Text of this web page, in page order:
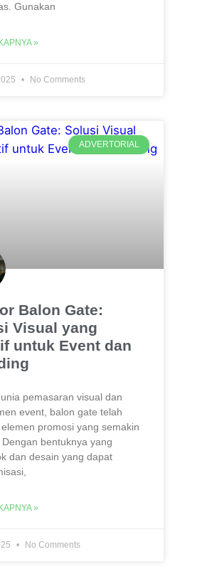
Gunakan
»
No Comments
ADVERTORIAL
Balon Gate:
Visual yang
untuk Event dan
pemasaran visual dan
event, balon gate telah
promosi yang semakin
Dengan bentuknya yang
dan desain yang dapat
»
No Comments